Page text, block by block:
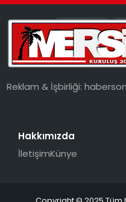
Reklam & İşbirliği:
Hakkımızda
İletişimKünye